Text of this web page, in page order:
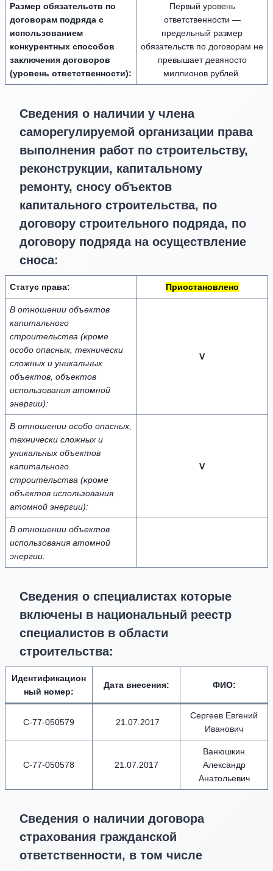
Размер обязательств по
договорам подряда с
использованием
конкурентных способов
заключения договоров
(уровень ответственности):
Первый уровень
ответственности —
предельный размер
обязательств по договорам не
превышает девяносто
миллионов рублей.
Сведения о наличии у члена
саморегулируемой организации права
выполнения работ по строительству,
реконструкции, капитальному
ремонту, сносу объектов
капитального строительства, по
договору строительного подряда, по
договору подряда на осуществление
сноса:
Статус права: Приостановлено
В отношении объектов
капитального
строительства (кроме
особо опасных, технически
сложных и уникальных
объектов, объектов
использования атомной
энергии):
V
В отношении особо опасных,
технически сложных и
уникальных объектов
капитального
строительства (кроме
объектов использования
атомной энергии):
V
В отношении объектов
использования атомной
энергии:
Сведения о специалистах которые
включены в национальный реестр
специалистов в области
строительства:
Идентификацион
ный номер:
Дата внесения: ФИО:
С-77-050579 21.07.2017
Сергеев Евгений
Иванович
С-77-050578 21.07.2017
Ванюшкин
Александр
Анатольевич
Сведения о наличии договора
страхования гражданской
ответственности, в том числе